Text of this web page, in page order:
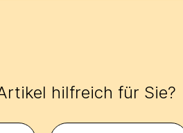
hilfreich für Sie?